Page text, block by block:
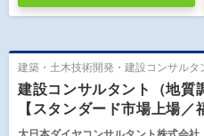
建築・土木技術開発・建設コンサルタ
建設コンサルタント（地質
【スタンダード市場上場